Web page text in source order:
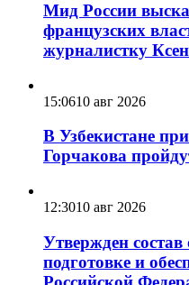
Мид России
французских
журналистку
15:0610 авг 2026
В Узбекистане
Горчакова
12:3010 авг 2026
Утвержден
подготовке и